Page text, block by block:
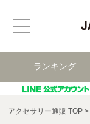
ランキング
アクセサリー通販 TOP